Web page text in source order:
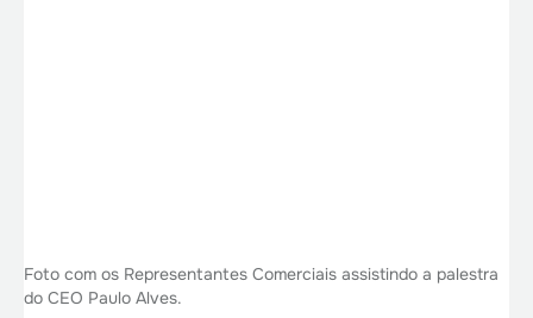
Foto com os Representantes Comerciais assistindo a palestra
do CEO Paulo Alves.